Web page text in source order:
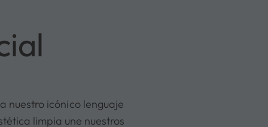
nuestro icónico lenguaje
limpia une nuestros